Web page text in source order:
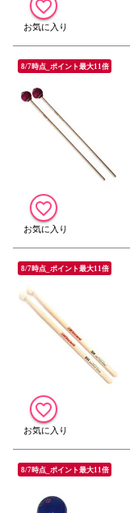
8/7時点_ポイント最大11倍
8/7時点_ポイント最大11倍
8/7時点_ポイント最大11倍